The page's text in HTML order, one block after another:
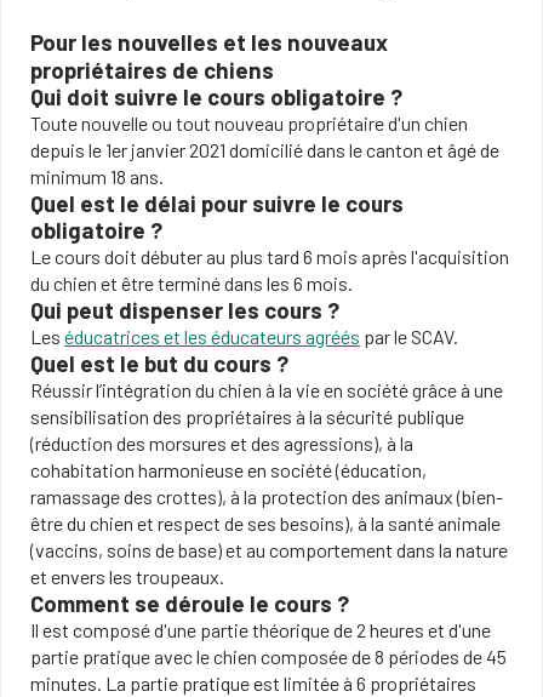
Pour les nouvelles et les nouveaux
propriétaires de chiens
Qui doit suivre le cours obligatoire ?
Toute nouvelle ou tout nouveau propriétaire d'un chien
depuis le 1er janvier 2021 domicilié dans le canton et âgé de
minimum 18 ans.
Quel est le délai pour suivre le cours
obligatoire ?
Le cours doit débuter au plus tard 6 mois après l'acquisition
du chien et être terminé dans les 6 mois.
Qui peut dispenser les cours ?
Les éducatrices et les éducateurs agréés par le SCAV.
Quel est le but du cours ?
Réussir l’intégration du chien à la vie en société grâce à une
sensibilisation des propriétaires à la sécurité publique
(réduction des morsures et des agressions), à la
cohabitation harmonieuse en société (éducation,
ramassage des crottes), à la protection des animaux (bien-
être du chien et respect de ses besoins), à la santé animale
(vaccins, soins de base) et au comportement dans la nature
et envers les troupeaux.
Comment se déroule le cours ?
Il est composé d'une partie théorique de 2 heures et d'une
partie pratique avec le chien composée de 8 périodes de 45
minutes. La partie pratique est limitée à 6 propriétaires